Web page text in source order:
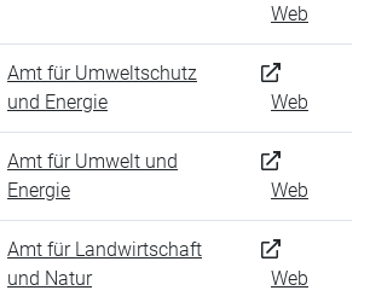
Web
Amt für Umweltschutz
und Energie
Web
Amt für Umwelt und
Energie
Web
Amt für Landwirtschaft
und Natur
Web